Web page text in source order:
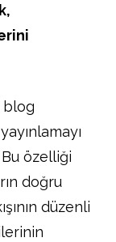
blog
özelliği
doğru
düzenli